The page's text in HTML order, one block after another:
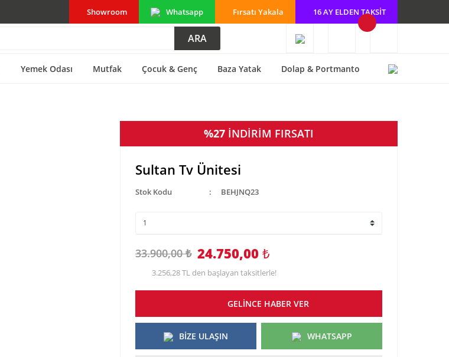
Showroom Whatsapp Fırsatı Yakala 16 AY ELDEN TAKSİT
ARA
Yemek Odası Mutfak Çocuk & Genç Baza Yatak Dolap & Portmanto
%27 İNDİRİM FIRSATI
Sultan Tv Ünitesi
Stok Kodu BEHJNQ23
33.900,00 ₺ 24.750,00 ₺
3.256,28 TL den başlayan taksitlerle!
GELİNCE HABER VER
BİZE ULAŞIN WHATSAPP